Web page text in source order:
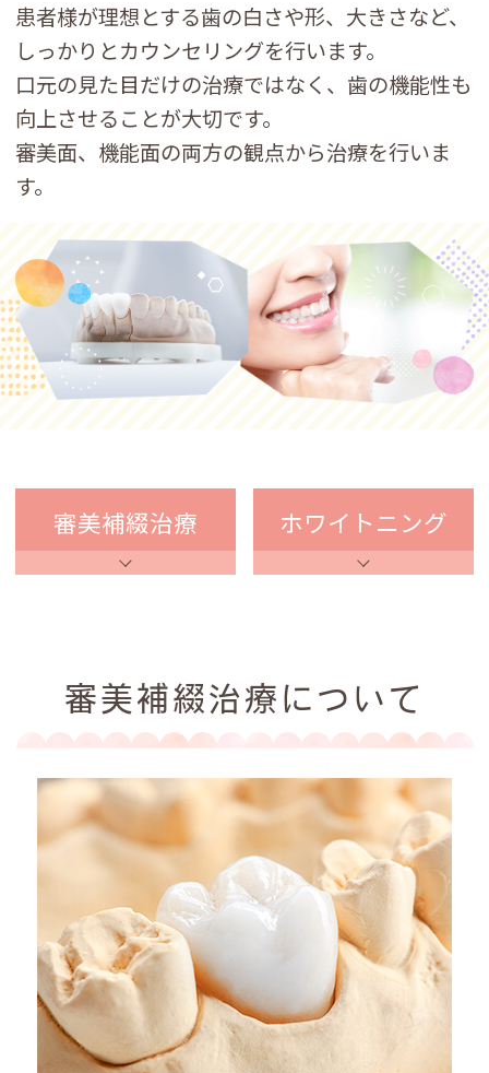
患者様が理想とする歯の白さや形、大きさなど、
しっかりとカウンセリングを行います。
口元の見た目だけの治療ではなく、 歯の機能性も
向上させることが大切です。
審美面、機能面の両方の観点から治療を行いま
す。
審美補綴治療 ホワイトニング
審美補綴治療について